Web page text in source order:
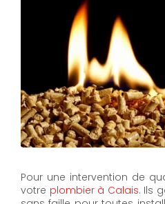
Pour une intervention de
votre plombier à Calais. Ils